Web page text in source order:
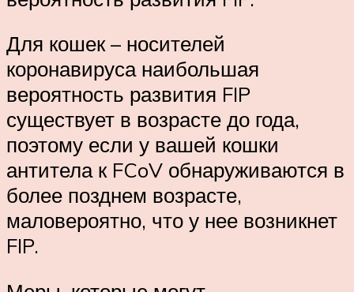
Для кошек – носителей
коронавируса наибольшая
вероятность развития FIP
существует в возрасте до года,
поэтому если у вашей кошки
антитела к FCoV обнаруживаются в
более позднем возрасте,
маловероятно, что у нее возникнет
FIP.